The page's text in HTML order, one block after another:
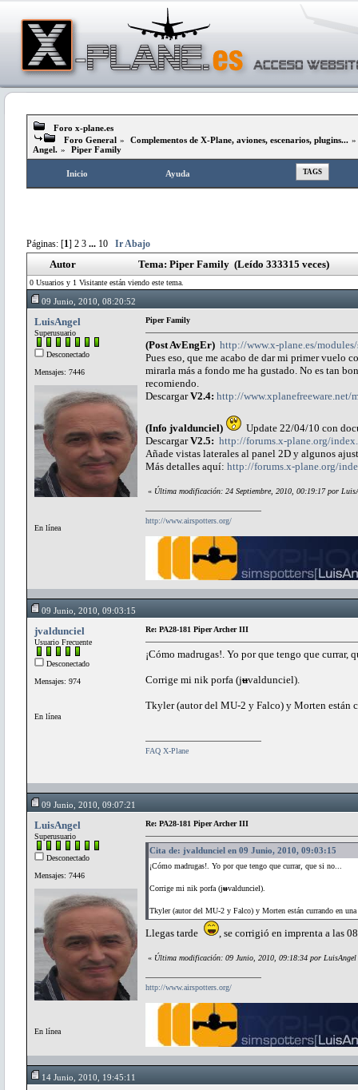
Foro x-plane.es
Foro General » Complementos de X-Plane, aviones, escenarios, plugins... »
Angel. » Piper Family
Inicio Ayuda TAGS
Páginas: [1] 2 3 ... 10 Ir Abajo
Autor Tema: Piper Family (Leído 333315 veces)
0 Usuarios y 1 Visitante están viendo este tema.
09 Junio, 2010, 08:20:52
LuisAngel
Superusuario
Desconectado
Mensajes: 7446
En línea
Piper Family
(Post AvEngEr) http://www.x-plane.es/
Pues eso, que me acabo de dar mi primer vuelo
mirarla más a fondo me ha gustado. No es tan
recomiendo.
DescargarV2.4: http://www.xplanefreeware.net/
(Info jvaldunciel)
Update 22/04/10 con
DescargarV2.5: http://forums.x-plane.org/
Añade vistas laterales al panel 2D y algunos
Más detalles aquí: http://forums.x-plane.org/
« Última modificación: 24 Septiembre, 2010, 00:19:17 por
http://www.airspotters.org/
09 Junio, 2010, 09:03:15
jvaldunciel
Usuario Frecuente
Desconectado
Mensajes: 974
En línea
Re: PA28-181 Piper Archer III
¡Cómo madrugas!. Yo por que tengo que currar,
Corrige mi nik porfa (juvaldunciel).
Tkyler (autor del MU-2 y Falco) y Morten están
FAQ X-Plane
09 Junio, 2010, 09:07:21
LuisAngel
Superusuario
Desconectado
Mensajes: 7446
En línea
Re: PA28-181 Piper Archer III
Cita de: jvaldunciel en 09 Junio, 2010, 09:03:15
¡Cómo madrugas!. Yo por que tengo que currar, que si no...
Corrige mi nik porfa (juvaldunciel).
Tkyler (autor del MU-2 y Falco) y Morten están currando en
Llegas tarde , se corrigió en imprenta a las
« Última modificación: 09 Junio, 2010, 09:18:34 por LuisAngel
http://www.airspotters.org/
14 Junio, 2010, 19:45:11